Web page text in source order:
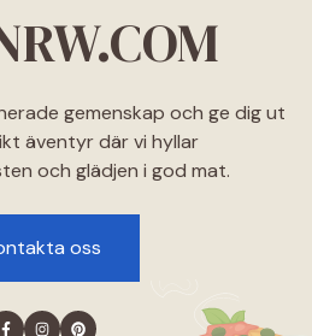
gemenskap och ge dig ut
äventyr där vi hyllar
och glädjen i god mat.
oss